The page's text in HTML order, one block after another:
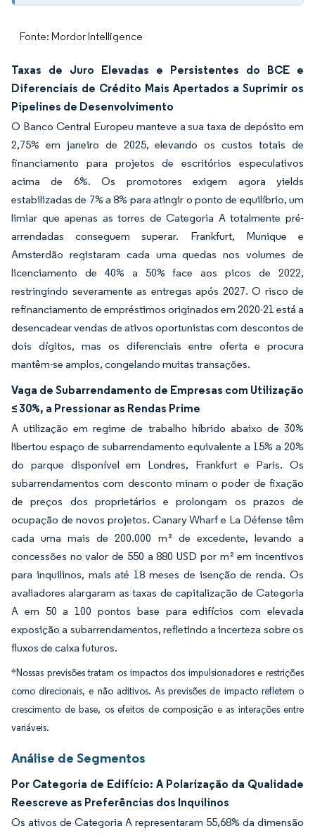
Fonte: Mordor Intelligence
Taxas de Juro Elevadas e Persistentes do BCE e
Diferenciais de Crédito Mais Apertados a Suprimir os
Pipelines de Desenvolvimento
O Banco Central Europeu manteve a sua taxa de depósito em
2,75% em janeiro de 2025, elevando os custos totais de
financiamento para projetos de escritórios especulativos
acima de 6%. Os promotores exigem agora yields
estabilizadas de 7% a 8% para atingir o ponto de equilíbrio, um
limiar que apenas as torres de Categoria A totalmente pré-
arrendadas conseguem superar. Frankfurt, Munique e
Amsterdão registaram cada uma quedas nos volumes de
licenciamento de 40% a 50% face aos picos de 2022,
restringindo severamente as entregas após 2027. O risco de
refinanciamento de empréstimos originados em 2020-21 está a
desencadear vendas de ativos oportunistas com descontos de
dois dígitos, mas os diferenciais entre oferta e procura
mantêm-se amplos, congelando muitas transações.
Vaga de Subarrendamento de Empresas com Utilização
≤ 30%, a Pressionar as Rendas Prime
A utilização em regime de trabalho híbrido abaixo de 30%
libertou espaço de subarrendamento equivalente a 15% a 20%
do parque disponível em Londres, Frankfurt e Paris. Os
subarrendamentos com desconto minam o poder de fixação
de preços dos proprietários e prolongam os prazos de
ocupação de novos projetos. Canary Wharf e La Défense têm
cada uma mais de 200.000 m² de excedente, levando a
concessões no valor de 550 a 880 USD por m² em incentivos
para inquilinos, mais até 18 meses de isenção de renda. Os
avaliadores alargaram as taxas de capitalização de Categoria
A em 50 a 100 pontos base para edifícios com elevada
exposição a subarrendamentos, refletindo a incerteza sobre os
fluxos de caixa futuros.
*Nossas previsões tratam os impactos dos impulsionadores e restrições
como direcionais, e não aditivos. As previsões de impacto refletem o
crescimento de base, os efeitos de composição e as interações entre
variáveis.
Análise de Segmentos
Por Categoria de Edifício: A Polarização da Qualidade
Reescreve as Preferências dos Inquilinos
Os ativos de Categoria A representaram 55,68% da dimensão